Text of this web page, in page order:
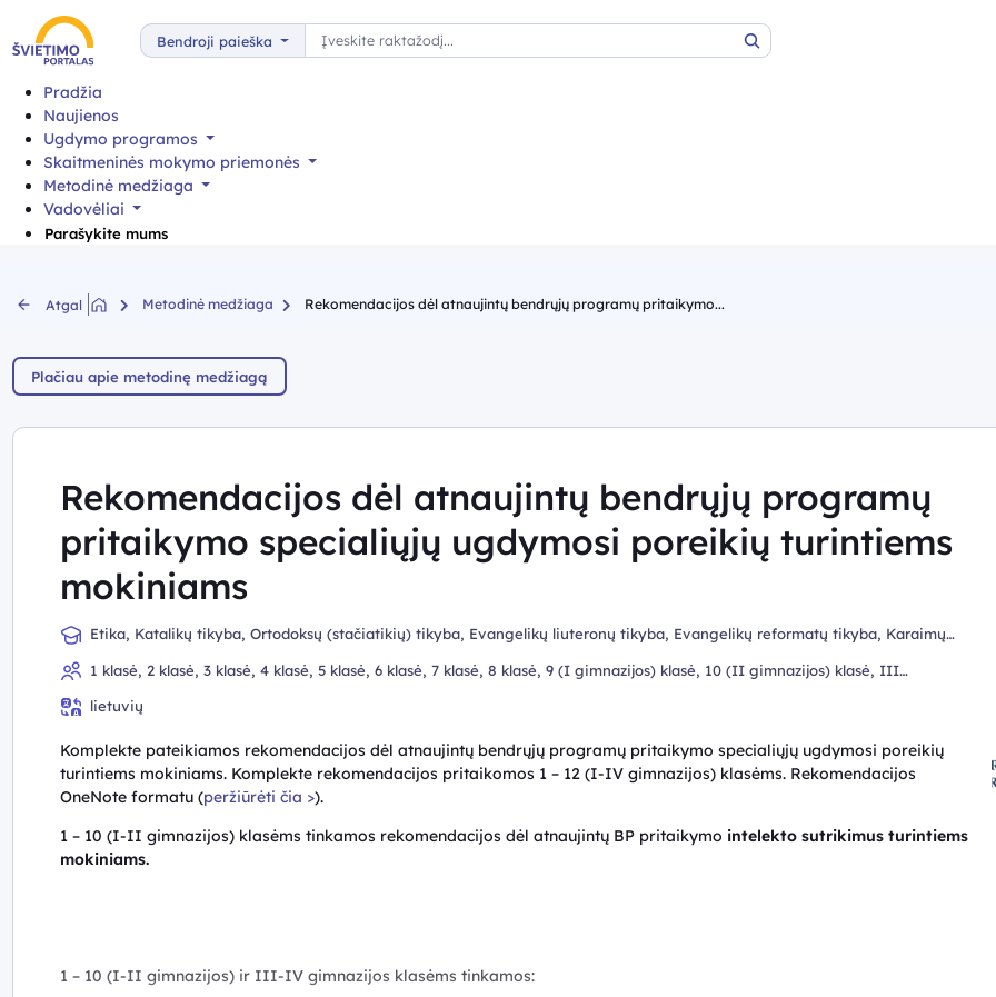
Bendroji paieška
Paieška
Paieška
Pradžia
Naujienos
Ugdymo programos
Skaitmeninės mokymo priemonės
Metodinė medžiaga
Vadovėliai
Parašykite mums
Atgal Metodinė medžiaga Rekomendacijos dėl atnaujintų bendrųjų programų pritaikymo...
Plačiau apie metodinę medžiagą
Rekomendacijos dėl atnaujintų bendrųjų programų
pritaikymo specialiųjų ugdymosi poreikių turintiems
mokiniams
Etika, Katalikų tikyba, Ortodoksų (stačiatikių) tikyba, Evangelikų liuteronų tikyba, Evangelikų reformatų tikyba, Karaimų
Baltarusių tautinės mažumos gimtoji kalba ir literatūra, Rusų tautinės mažumos gimtoji kalba ir literatūra, Vokiečių tautinės
mažumos gimtoji kalba ir literatūra, Lietuvių gestų kalba, Lietuvių kalba pagal kalbos mokėjimo lygius (A1–B2), Užsienio kalba
(pirmoji), Užsienio kalba (antroji), Istorija, Pilietiškumo pagrindai, Geografija, Teisė, Filosofija, Psichologija, Nacionalinis
saugumas ir krašto gynyba, Geografinės informacinės sistemos, Lotynų kalba ir Antikos kultūra, Ekonomika ir verslumas,
Matematika, Informatika, Biologija, Chemija, Fizika, Astronomija, Gamtos mokslai, Inžinerinės technologijos, Technologijos,
Muzika, Dailė, Teatras, Šokis, Medijų menas, Menų istorija, Taikomosios technologijos, Fizinis ugdymas, Gyvenimo įgūdžiai,
Etninė kultūra, Visuomeninis ugdymas
1 klasė, 2 klasė, 3 klasė, 4 klasė, 5 klasė, 6 klasė, 7 klasė, 8 klasė, 9 (I gimnazijos) klasė, 10 (II gimnazijos) klasė, III
lietuvių
Komplekte pateikiamos rekomendacijos dėl atnaujintų bendrųjų programų pritaikymo specialiųjų ugdymosi poreikių
turintiems mokiniams. Komplekte rekomendacijos pritaikomos 1 – 12 (I-IV gimnazijos) klasėms. Rekomendacijos
OneNote formatu (peržiūrėti čia >).
1 – 10 (I-II gimnazijos) klasėms tinkamos rekomendacijos dėl atnaujintų BP pritaikymo intelekto sutrikimus turintiems
mokiniams.
1 – 10 (I-II gimnazijos) ir III-IV gimnazijos klasėms tinkamos: